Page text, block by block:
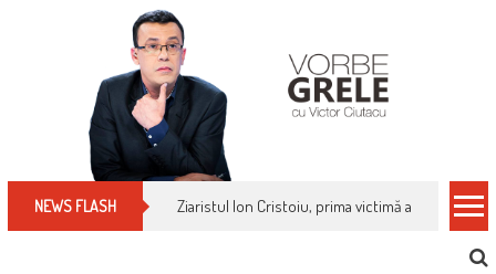
NEWS FLASH Ziaristul Ion Cristoiu, prima victimă a noi